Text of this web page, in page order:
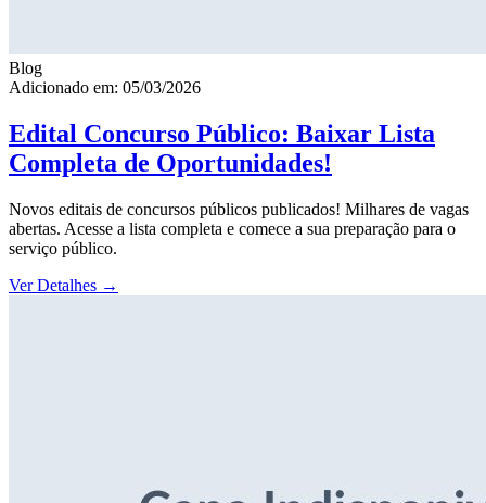
Blog
Adicionado em: 05/03/2026
Edital Concurso Público: Baixar Lista
Completa de Oportunidades!
Novos editais de concursos públicos publicados! Milhares de vagas
abertas. Acesse a lista completa e comece a sua preparação para o
serviço público.
Ver Detalhes →